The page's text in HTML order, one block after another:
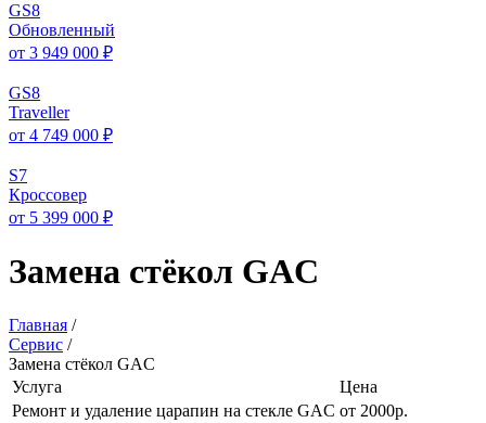
GS8
Обновленный
от 3 949 000 ₽
GS8
Traveller
от 4 749 000 ₽
S7
Кроссовер
от 5 399 000 ₽
Замена стёкол GAC
Главная /
Сервис /
Замена стёкол GAC
Услуга
Цена
Ремонт и удаление царапин на стекле GAC от 2000р.